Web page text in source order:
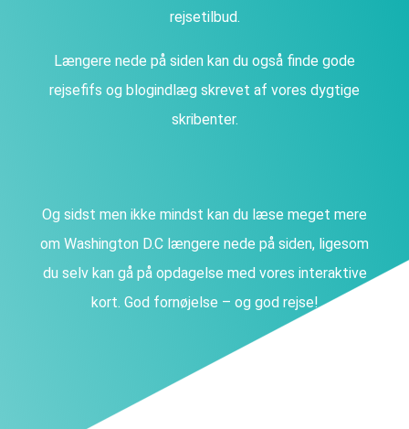
rejsetilbud.
Længere nede på siden kan du også finde gode
rejsefifs og blogindlæg skrevet af vores dygtige
skribenter.
Og sidst men ikke mindst kan du læse meget mere
om Washington D.C længere nede på siden, ligesom
du selv kan gå på opdagelse med vores interaktive
kort. God fornøjelse – og god rejse!